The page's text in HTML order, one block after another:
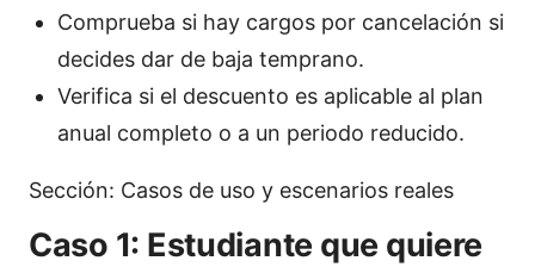
Comprueba si hay cargos por cancelación si
decides dar de baja temprano.
Verifica si el descuento es aplicable al plan
anual completo o a un periodo reducido.
Sección: Casos de uso y escenarios reales
Caso 1: Estudiante que quiere